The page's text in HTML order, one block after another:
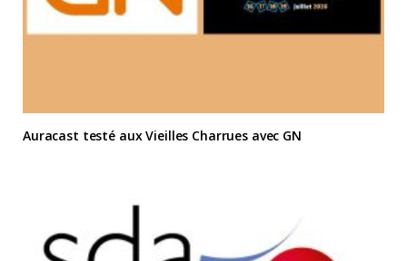
Auracast testé aux Vieilles Charrues avec GN